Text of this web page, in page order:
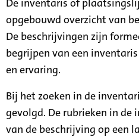
opgebouwd overzicht van
De beschrijvingen zijn
begrijpen van een
en ervaring.
Bij het zoeken in de
gevolgd. De rubrieken in
van de beschrijving op een